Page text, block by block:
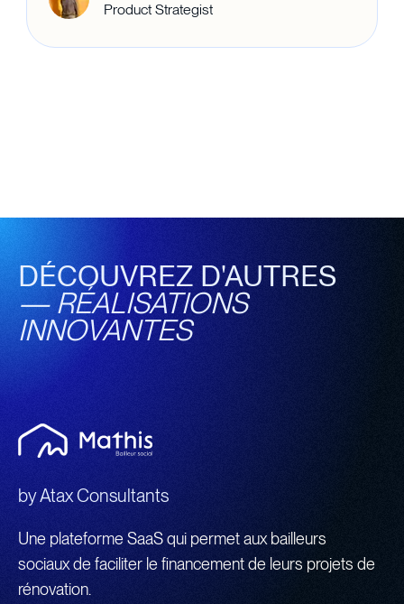
Product Strategist
DÉCOUVREZ D'AUTRES
— RÉALISATIONS
INNOVANTES
byAtax Consultants
Une plateforme SaaS qui permet aux bailleurs
sociaux de faciliter le financement de leurs projets de
rénovation.